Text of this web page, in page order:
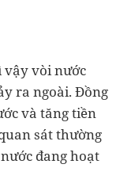
vậy vòi nước
ra ngoài. Đồng
và tăng tiền
sát thường
đang hoạt